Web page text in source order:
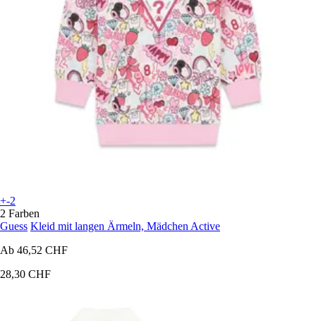
+-2
2 Farben
Guess Kleid mit langen Ärmeln, Mädchen Active
Ab 46,52 CHF
28,30 CHF